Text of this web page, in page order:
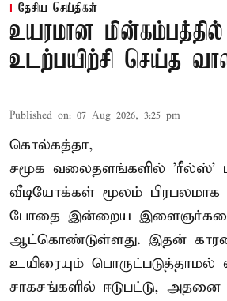
தேசிய செய்திகள்
உயரமான மின்கம்பத்தில்
உடற்பயிற்சி செய்த
Published on: 07 Aug 2026, 3:25 pm
கொல்கத்தா,
சமூக வலைதளங்களில் 'ரீல்ஸ்'
வீடியோக்கள் மூலம்
போதை இன்றைய
ஆட்கொண்டுள்ளது. இதன்
உயிரையும் பொருட்படுத்தாமல்
சாகசங்களில் ஈடுபட்டு,